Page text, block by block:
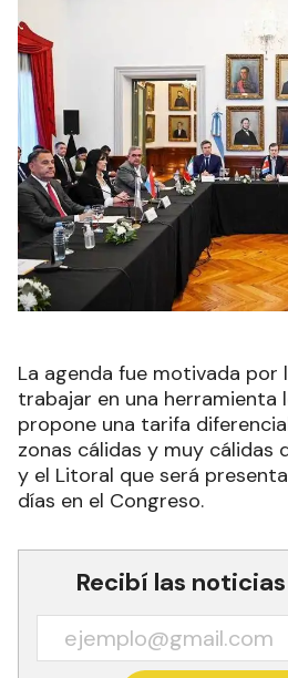
La agenda fue motivada por
trabajar en una herramienta
propone una tarifa
zonas cálidas y muy cálidas
y el Litoral que será
días en el Congreso.
Recibí las